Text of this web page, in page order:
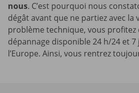
nous. C’est pourquoi nous
dégât avant que ne partiez avec la
problème technique, vous profitez
dépannage disponible 24 h/24 et
l’Europe. Ainsi, vous rentrez